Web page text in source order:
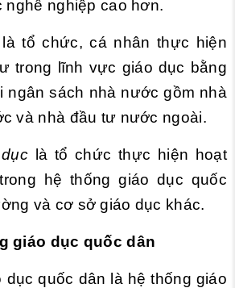
nghề nghiệp cao hơn.
tổ chức, cá nhân thực hiện
trong lĩnh vực giáo dục bằng
ngân sách nhà nước gồm nhà
và nhà đầu tư nước ngoài.
là tổ chức thực hiện hoạt
hệ thống giáo dục quốc
và cơ sở giáo dục khác.
giáo dục quốc dân
dục quốc dân là hệ thống giáo